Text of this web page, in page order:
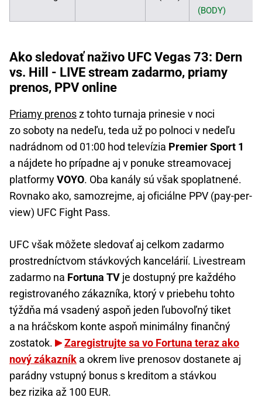
(BODY)
Ako sledovať naživo UFC Vegas 73: Dern
vs. Hill - LIVE stream zadarmo, priamy
prenos, PPV online
Priamy prenosz tohto turnaja prinesie v noci
zo soboty na nedeľu, teda už po polnoci v nedeľu
nadrádnom od 01:00 hod televízia Premier Sport 1
a nájdete ho prípadne aj v ponuke streamovacej
platformyVOYO. Oba kanály sú však spoplatnené.
Rovnako ako, samozrejme, aj oficiálne PPV (pay-per-
view) UFC Fight Pass.
UFC však môžete sledovať aj celkom zadarmo
prostredníctvom stávkových kancelárií. Livestream
zadarmo na Fortuna TV je dostupný pre každého
registrovaného zákazníka, ktorý v priebehu tohto
týždňa má vsadený aspoň jeden ľubovoľný tiket
a na hráčskom konte aspoň minimálny finančný
zostatok.
Zaregistrujte sa vo Fortuna teraz ako
nový zákazník a okrem live prenosov dostanete aj
parádny vstupný bonus s kreditom a stávkou
bez rizika až 100 EUR.